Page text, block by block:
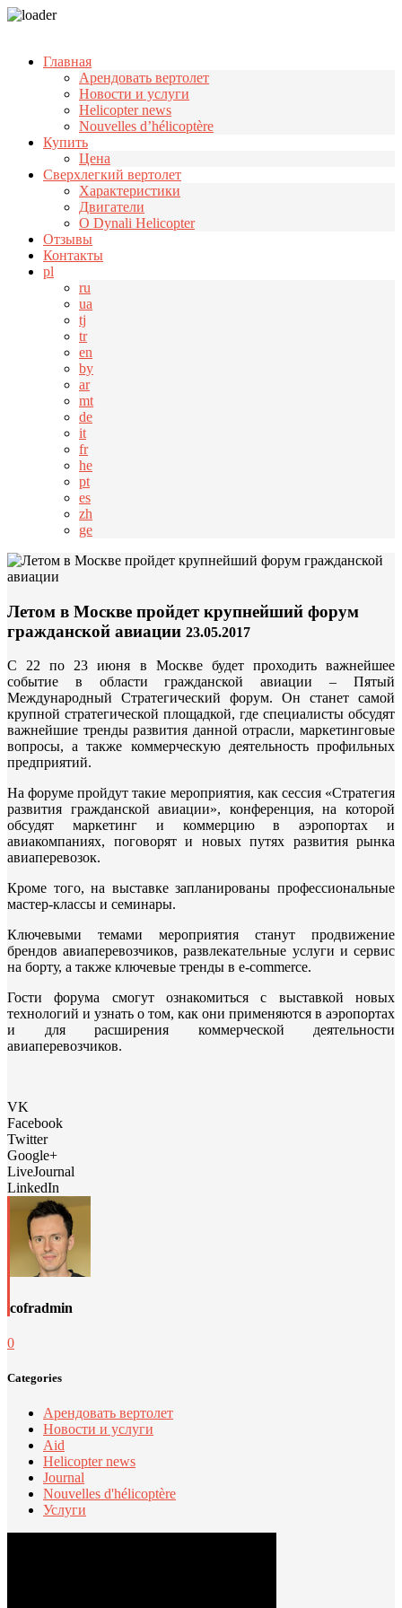
Главная
Арендовать вертолет
Новости и услуги
Helicopter news
Nouvelles d’hélicoptère
Купить
Цена
Cверхлегкий вертолет
Характеристики
Двигатели
О Dynali Helicopter
Отзывы
Контакты
pl
ru
ua
tj
tr
en
by
ar
mt
de
it
fr
he
pt
es
zh
ge
Летом в Москве пройдет крупнейший форум
гражданской авиации 23.05.2017
С 22 по 23 июня в Москве будет проходить важнейшее
событие в области гражданской авиации – Пятый
Международный Стратегический форум. Он станет самой
крупной стратегической площадкой, где специалисты обсудят
важнейшие тренды развития данной отрасли, маркетинговые
вопросы, а также коммерческую деятельность профильных
предприятий.
На форуме пройдут такие мероприятия, как сессия «Стратегия
развития гражданской авиации», конференция, на которой
обсудят маркетинг и коммерцию в аэропортах и
авиакомпаниях, поговорят и новых путях развития рынка
авиаперевозок.
Кроме того, на выставке запланированы профессиональные
мастер-классы и семинары.
Ключевыми темами мероприятия станут продвижение
брендов авиаперевозчиков, развлекательные услуги и сервис
на борту, а также ключевые тренды в e-commerce.
Гости форума смогут ознакомиться с выставкой новых
технологий и узнать о том, как они применяются в аэропортах
и для расширения коммерческой деятельности
авиаперевозчиков.
VK
Facebook
Twitter
Google+
LiveJournal
LinkedIn
cofradmin
0
Categories
Арендовать вертолет
Новости и услуги
Aid
Helicopter news
Journal
Nouvelles d'hélicoptère
Услуги